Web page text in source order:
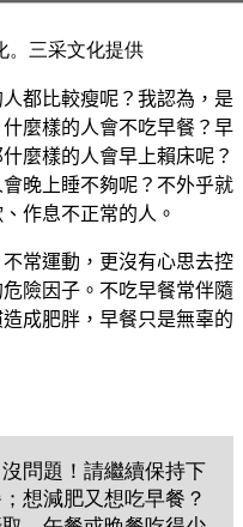
。三采文化提供
都比較瘦呢？我認為，是
麼樣的人會不吃早餐？早
麼樣的人會早上賴床呢？
晚上睡不夠呢？不外乎就
作息不正常的人。
常運動，更沒有心思去控
險因子。不吃早餐常伴隨
成肥胖，早餐只是無辜的
問題！請繼續保持下
想減肥又想吃早餐？